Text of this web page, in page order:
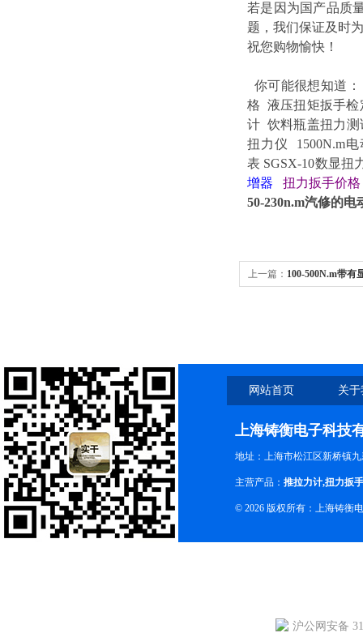
若是因为国产品质
题，我们保证及时
祝您购物愉快！
你可能很想知道
格 液压扭矩扳手检
计 饮料瓶盖扭力测
扭力仪
1500N.m
表 SGSX-10数显扭
增器 扭力扳手价格
50-230n.m汽修的
上一篇： 100-500N.m带有
网站首页 关
上海铸衡电子科技
地址：上海市松江区新桥镇
主营产品： 推拉力计,扭力扳手
© 2026 版权所有：上海铸衡
沪公网安备